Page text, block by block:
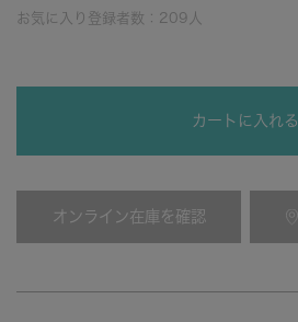
お気に入り登録者数： 209 人
カートに入れる
オンライン在庫を確認